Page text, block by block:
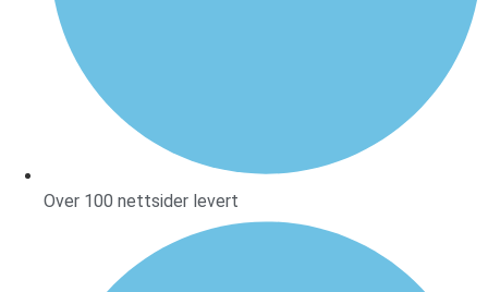
Over 100 nettsider levert